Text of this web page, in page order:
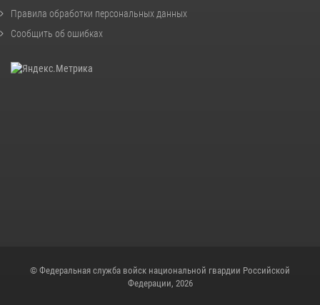
Правила обработки персональных данных
Сообщить об ошибках
© Федеральная служба войск национальной гвардии Российской
Федерации, 2026